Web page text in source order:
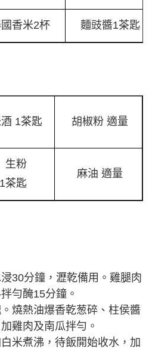
香米2杯 麵豉醬1茶匙
1茶匙 胡椒粉 適量
生粉
1茶匙
麻油 適量
30分鐘，瀝乾備用。雞腿肉
勻醃15分鐘。
燒熱油爆香乾葱碎、柱侯醬
雞肉及南瓜拌勻。
米煮沸，待飯開始收水，加